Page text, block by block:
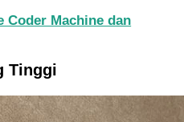
Coder Machine dan
Tinggi